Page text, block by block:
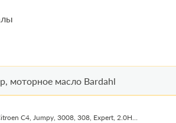
Фильтр воздушный SHAFER SX3754 Citroen C4, Jumpy, 3008, 308, Expert, 2.0HDI, 13-(c предфильтром)